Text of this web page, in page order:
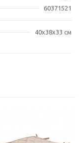
60371521
40x38x33 см